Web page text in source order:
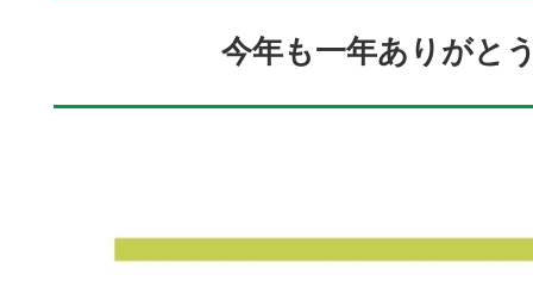
今年も一年ありがと